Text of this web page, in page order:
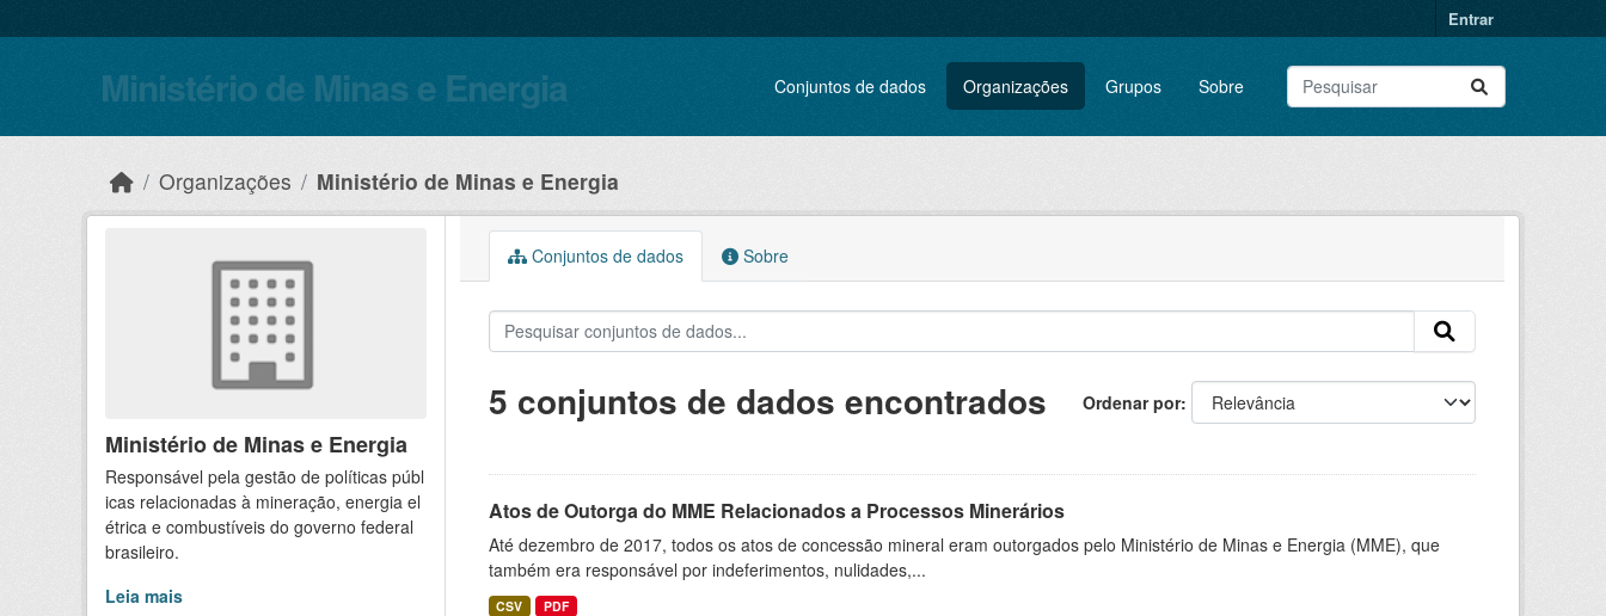
Entrar
Ministério de Minas e Energia Conjuntos de dados Organizações Grupos Sobre
Organizações Ministério de Minas e Energia
Ministério de Minas e Energia
Responsável pela gestão de políticas públ
icas relacionadas à mineração, energia el
étrica e combustíveis do governo federal
brasileiro.
Leia mais
Conjuntos de dados Sobre
Ordenar por
5 conjuntos de dados encontrados
Atos de Outorga do MME Relacionados a Processos Minerários
Até dezembro de 2017, todos os atos de concessão mineral eram outorgados pelo Ministério de Minas e Energia (MME), que
também era responsável por indeferimentos, nulidades,...
CSV PDF